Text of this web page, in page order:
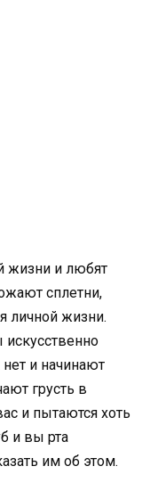
жизни и любят
сплетни,
личной жизни.
и начинают
грусть в
и пытаются хоть
и вы рта
им об этом.